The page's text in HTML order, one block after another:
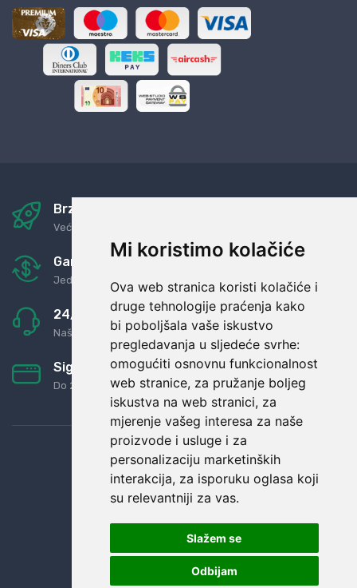
Mi koristimo kolačiće
Ova web stranica koristi kolačiće i
druge tehnologije praćenja kako
bi poboljšala vaše iskustvo
pregledavanja u sljedeće svrhe:
omogućiti osnovnu funkcionalnost
web stranice, za pružanje boljeg
iskustva na web stranici, za
mjerenje vašeg interesa za naše
proizvode i usluge i za
personalizaciju marketinških
interakcija, za isporuku oglasa koji
su relevantniji za vas.
Slažem se
Odbijam
Brza i sigurna dostava
Već za nekoliko dana kod vas
Garancija u povrat novaca
Jednostavno pravilo: Roba za novac
24/7 odlična podrška
Naši agenti uvijek na raspolaganju
Sigurno obročno plaćanje
Do 24 rata bez kamata